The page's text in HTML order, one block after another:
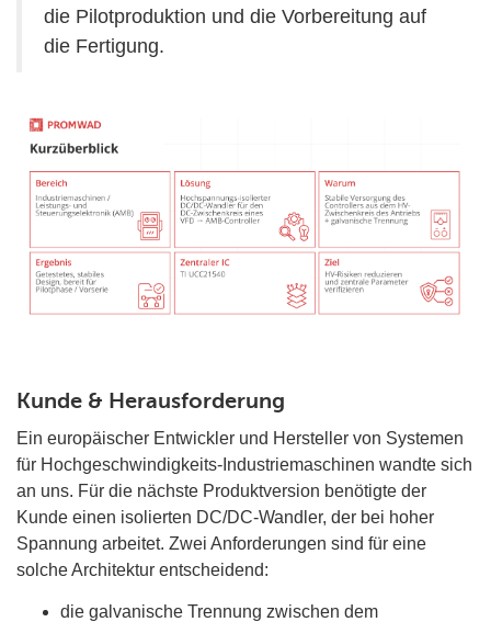
die Pilotproduktion und die Vorbereitung auf
die Fertigung.
Kunde & Herausforderung
Ein europäischer Entwickler und Hersteller von Systemen
für Hochgeschwindigkeits-Industriemaschinen wandte sich
an uns. Für die nächste Produktversion benötigte der
Kunde einen isolierten DC/DC-Wandler, der bei hoher
Spannung arbeitet. Zwei Anforderungen sind für eine
solche Architektur entscheidend:
die galvanische Trennung zwischen dem